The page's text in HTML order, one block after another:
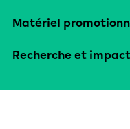
Matériel
Recherche et impact